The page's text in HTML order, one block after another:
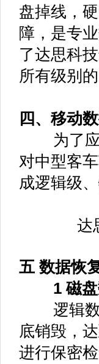
盘掉线，
障，是专
了达思科
所有级别
四、移动
为了应
对中型客
成逻辑级
达
五 数据恢
1 磁盘
逻辑数
底销毁，
进行保密